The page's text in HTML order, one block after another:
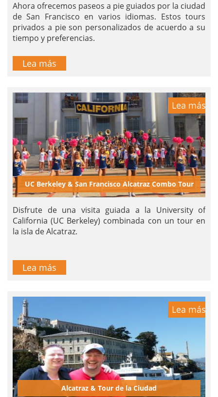
Ahora ofrecemos paseos a pie guiados por la ciudad
de San Francisco en varios idiomas. Estos tours
privados a pie son personalizados de acuerdo a su
tiempo y preferencias.
Lea más
Lea más
UC Berkeley & San Francisco Alcatraz Combo Tour
Disfrute de una visita guiada a la University of
California (UC Berkeley) combinada con un tour en
la isla de Alcatraz.
Lea más
Lea más
Alcatraz & Tour de la Ciudad